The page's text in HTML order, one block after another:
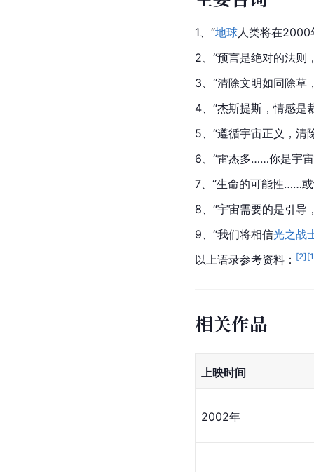
1、“地球人类将在2000
2、“预言是绝对的法则
3、“清除文明如同除草
4、“杰斯提斯，情感是
5、“遵循宇宙正义，清
6、“雷杰多……你是宇
7、“生命的可能性……或
8、“宇宙需要的是引导
9、“我们将相信光之战
以上语录参考资料： [2] [
相关作品
上映时间
2002年